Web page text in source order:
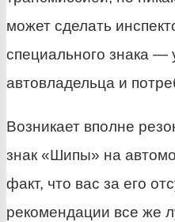
может сделать
специального знака —
автовладельца и
Возникает вполне
знак «Шипы» на
факт, что вас за его
рекомендации все же